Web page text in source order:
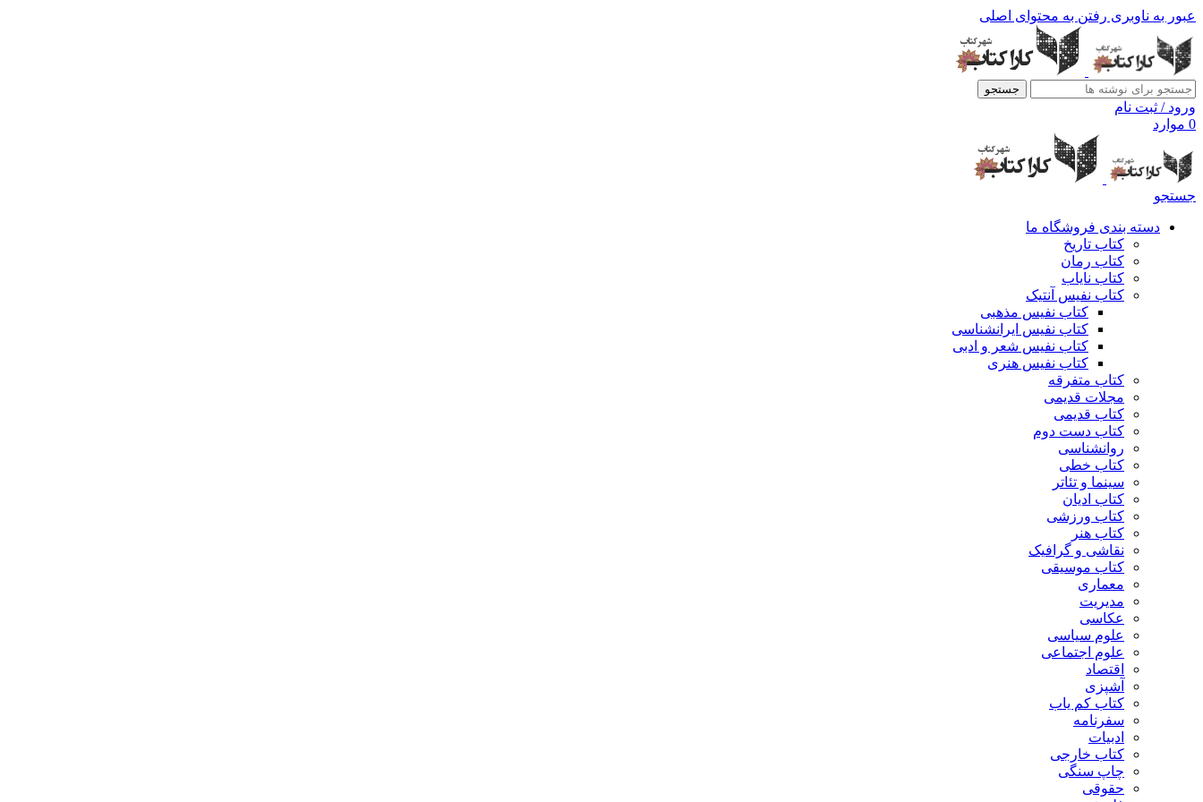
عبور به ناوبری رفتن به محتوای اصلی
جستجو
ورود / ثبت نام
0 موارد
جستجو
دسته بندی فروشگاه ما
کتاب تاریخ
کتاب رمان
کتاب نایاب
کتاب نفیس آنتیک
کتاب نفیس مذهبی
کتاب نفیس ایرانشناسی
کتاب نفیس شعر و ادبی
کتاب نفیس هنری
کتاب متفرقه
مجلات قدیمی
کتاب قدیمی
کتاب دست دوم
روانشناسی
کتاب خطی
سینما و تئاتر
کتاب ادیان
کتاب ورزشی
کتاب هنر
نقاشی و گرافیک
کتاب موسیقی
معماری
مدیریت
عکاسی
علوم سیاسی
علوم اجتماعی
اقتصاد
آشپزی
کتاب کم یاب
سفرنامه
ادبیات
کتاب خارجی
چاپ سنگی
حقوقی